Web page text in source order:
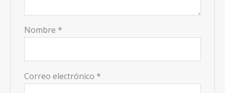
Nombre *
Correo electrónico *